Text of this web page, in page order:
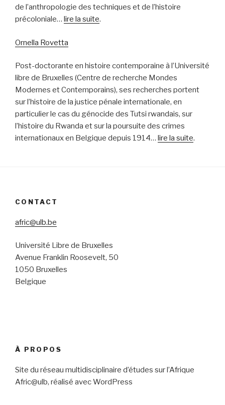
de l’anthropologie des techniques et de l’histoire
précoloniale… lire la suite.
Ornella Rovetta
Post-doctorante en histoire contemporaine à l’Université
libre de Bruxelles (Centre de recherche Mondes
Modernes et Contemporains), ses recherches portent
sur l’histoire de la justice pénale internationale, en
particulier le cas du génocide des Tutsi rwandais, sur
l’histoire du Rwanda et sur la poursuite des crimes
internationaux en Belgique depuis 1914… lire la suite.
CONTACT
afric@ulb.be
Université Libre de Bruxelles
Avenue Franklin Roosevelt, 50
1050 Bruxelles
Belgique
À PROPOS
Site du réseau multidisciplinaire d’études sur l’Afrique
Afric@ulb, réalisé avec WordPress